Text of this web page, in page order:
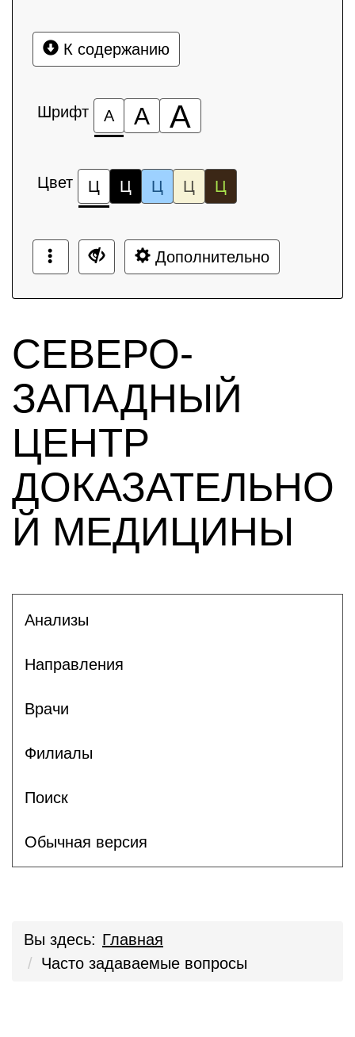
К содержанию
Шрифт А А А
Цвет Ц Ц Ц Ц Ц
Дополнительно
СЕВЕРО-
ЗАПАДНЫЙ
ЦЕНТР
ДОКАЗАТЕЛЬНО
Й МЕДИЦИНЫ
Анализы
Направления
Врачи
Филиалы
Поиск
Обычная версия
Вы здесь: Главная
Часто задаваемые вопросы